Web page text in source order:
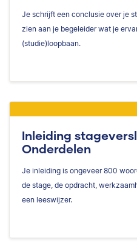
Je schrijft een conclusie over je
zien aan je begeleider wat je
(studie)loopbaan.
Inleiding
Onderdelen
Je inleiding is ongeveer 800
de stage, de opdracht,
een leeswijzer.